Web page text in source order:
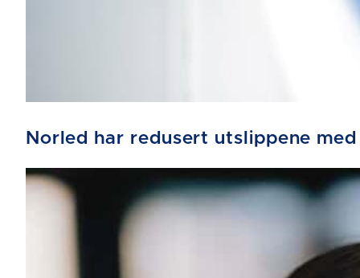
Norled har redusert utslippene